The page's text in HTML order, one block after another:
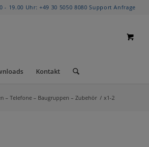
- 19.00 Uhr: +49 30 5050 8080 Support Anfrage
Kontakt
– Telefone – Baugruppen – Zubehör / x1-2